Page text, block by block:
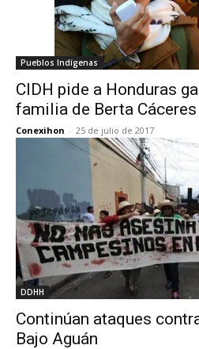
Pueblos Indígenas
CIDH pide a Honduras
familia de Berta Cáceres
Conexihon - 25 de julio de 2017
DDHH
Continúan ataques
Bajo Aguán